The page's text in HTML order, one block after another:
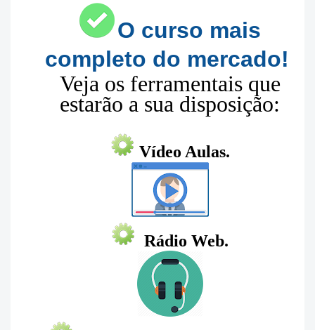
O curso mais
completo do mercado!
Veja os ferramentais que
estarão a sua disposição:
Vídeo Aulas.
Rádio Web.